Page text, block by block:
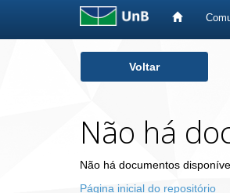
Voltar
Não há
Não há documentos
Página inicial do repositório